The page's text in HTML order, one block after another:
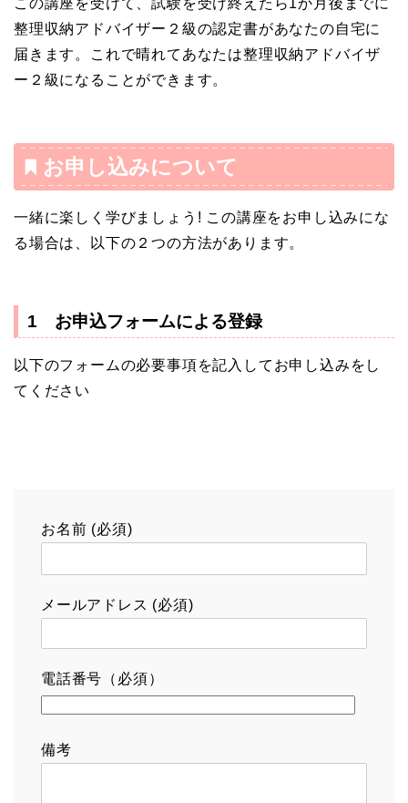
この講座を受けて、試験を受け終えたら1か月後までに
整理収納アドバイザー２級の認定書があなたの自宅に
届きます。これで晴れてあなたは整理収納アドバイザ
ー２級になることができます。
お申し込みについて
一緒に楽しく学びましょう! この講座をお申し込みにな
る場合は、以下の２つの方法があります。
1 お申込フォームによる登録
以下のフォームの必要事項を記入してお申し込みをし
てください
お名前 (必須)
メールアドレス (必須)
電話番号（必須）
備考